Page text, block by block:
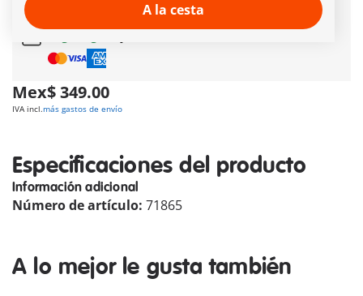
en pedidos desde
Mex$ 349.00
IVA incl.más gastos de envío
A la cesta
Especificaciones del producto
Información adicional
Número de artículo: 71865
A lo mejor le gusta también